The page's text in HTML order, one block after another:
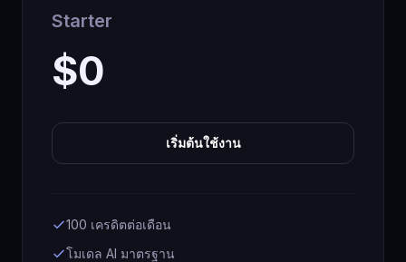
Starter
$0
เริ่มต้นใช้งาน
100 เครดิตต่อเดือน
โมเดล AI มาตรฐาน